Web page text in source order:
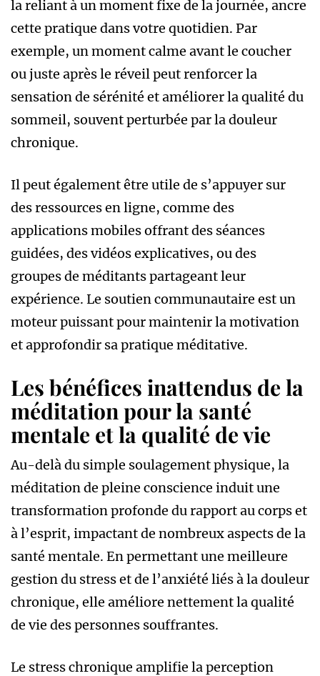
la reliant à un moment fixe de la journée, ancre
cette pratique dans votre quotidien. Par
exemple, un moment calme avant le coucher
ou juste après le réveil peut renforcer la
sensation de sérénité et améliorer la qualité du
sommeil, souvent perturbée par la douleur
chronique.
Il peut également être utile de s’appuyer sur
des ressources en ligne, comme des
applications mobiles offrant des séances
guidées, des vidéos explicatives, ou des
groupes de méditants partageant leur
expérience. Le soutien communautaire est un
moteur puissant pour maintenir la motivation
et approfondir sa pratique méditative.
Les bénéfices inattendus de la
méditation pour la santé
mentale et la qualité de vie
Au-delà du simple soulagement physique, la
méditation de pleine conscience induit une
transformation profonde du rapport au corps et
à l’esprit, impactant de nombreux aspects de la
santé mentale. En permettant une meilleure
gestion du stress et de l’anxiété liés à la douleur
chronique, elle améliore nettement la qualité
de vie des personnes souffrantes.
Le stress chronique amplifie la perception